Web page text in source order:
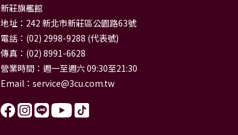
新莊旗艦館
地址：242 新北市新莊區公園路63號
電話：(02) 2998-9288 (代表號)
傳真：(02) 8991-6628
營業時間：週一至週六 09:30至21:30
Email： service@3cu.com.tw